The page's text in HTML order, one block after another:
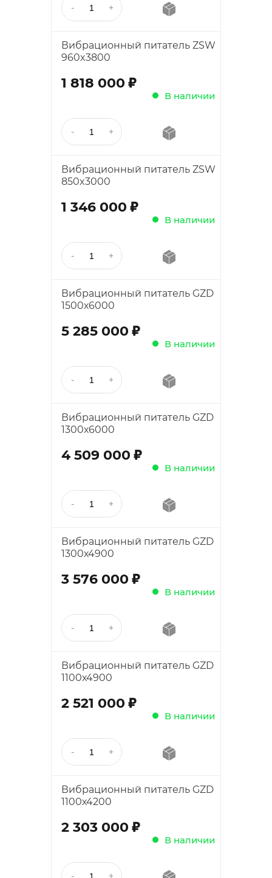
Вибрационный питатель ZSW
960x3800
1 818 000 ;
В наличии
Вибрационный питатель ZSW
850x3000
1 346 000 ;
В наличии
Вибрационный питатель GZD
1500х6000
5 285 000 ;
В наличии
Вибрационный питатель GZD
1300х6000
4 509 000 ;
В наличии
Вибрационный питатель GZD
1300х4900
3 576 000 ;
В наличии
Вибрационный питатель GZD
1100х4900
2 521 000 ;
В наличии
Вибрационный питатель GZD
1100х4200
2 303 000 ;
В наличии